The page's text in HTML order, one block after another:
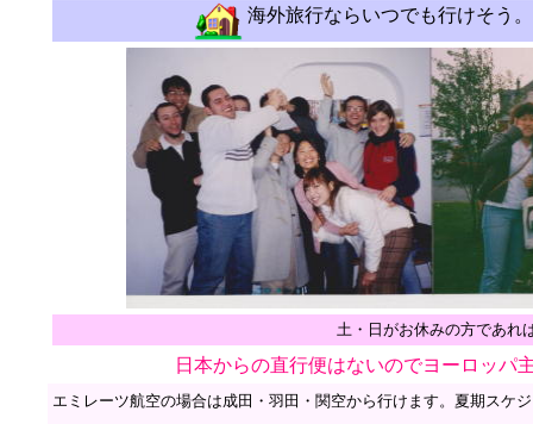
海外旅行ならいつでも行けそう
土・日 がお休みの方であれ
日本からの直行便はないのでヨーロッパ
エミレーツ航空の場合は成田・羽田・関空から行けます。夏期スケ